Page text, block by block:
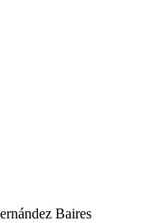
Baires